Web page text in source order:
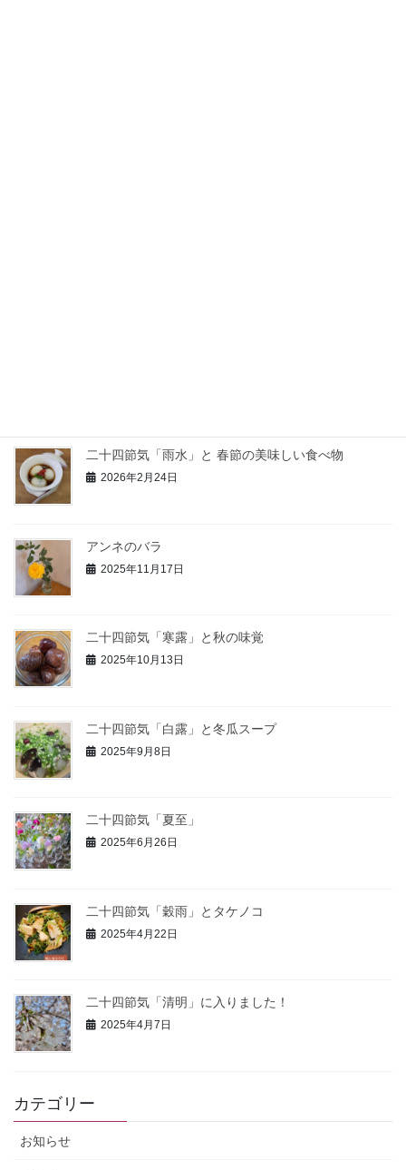
二十四節気「雨水」と 春節の美味しい食べ物
2026年2月24日
アンネのバラ
2025年11月17日
二十四節気「寒露」と秋の味覚
2025年10月13日
二十四節気「白露」と冬瓜スープ
2025年9月8日
二十四節気「夏至」
2025年6月26日
二十四節気「穀雨」とタケノコ
2025年4月22日
二十四節気「清明」に入りました！
2025年4月7日
カテゴリー
お知らせ